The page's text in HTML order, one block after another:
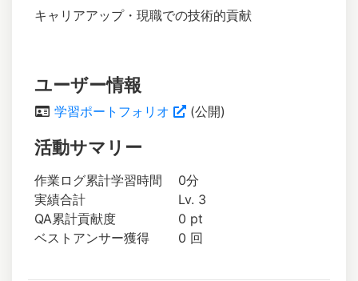
キャリアアップ・現職での技術的貢献
ユーザー情報
学習ポートフォリオ (公開)
活動サマリー
作業ログ累計学習時間
0分
実績合計
Lv. 3
QA累計貢献度
0 pt
ベストアンサー獲得
0 回